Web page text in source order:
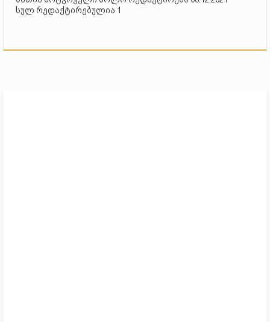
სულ რედაქტირებულია 1